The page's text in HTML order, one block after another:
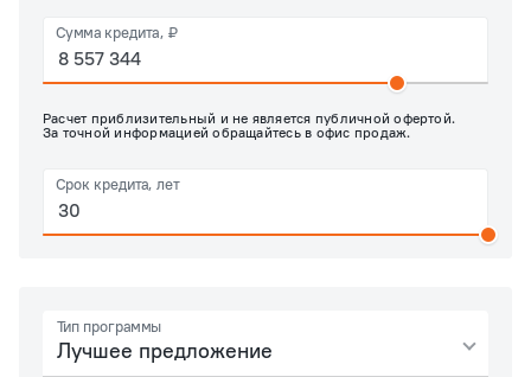
Сумма кредита, ₽
Расчет приблизительный и не является публичной офертой.
За точной информацией обращайтесь в офис продаж.
Срок кредита, лет
Тип программы
Лучшее предложение